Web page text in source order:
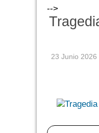
-->
23 Junio 2026